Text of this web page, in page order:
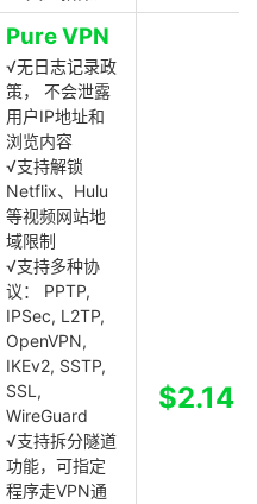
Pure VPN
√无日志记录政
策， 不会泄露
用户IP地址和
浏览内容
√支持解锁
Netflix、Hulu
等视频网站地
域限制
√支持多种协
议： PPTP,
IPSec, L2TP,
OpenVPN,
IKEv2, SSTP,
SSL,
WireGuard
√支持拆分隧道
功能，可指定
程序走VPN通
$2.14